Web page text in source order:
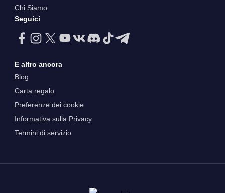
Chi Siamo
Seguici
E altro ancora
Blog
Carta regalo
Preferenze dei cookie
Informativa sulla Privacy
Termini di servizio